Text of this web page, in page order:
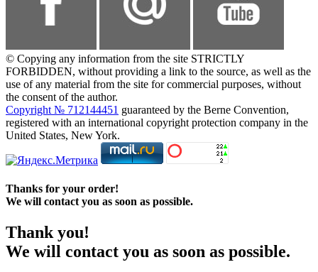
© Copying any information from the site STRICTLY
FORBIDDEN, without providing a link to the source, as well as the
use of any material from the site for commercial purposes, without
the consent of the author.
Copyright № 712144451 guaranteed by the Berne Convention,
registered with an international copyright protection company in the
United States, New York.
Thanks for your order!
We will contact you as soon as possible.
Thank you!
We will contact you as soon as possible.